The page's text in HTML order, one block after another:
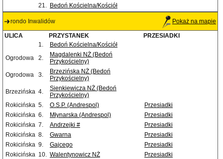
21. Bedoń Kościelna/Kościół
rondo Inwalidów Pokaż na mapie
ULICA PRZYSTANEK
PRZESIADKI
1.
Bedoń Kościelna/Kościół
Ogrodowa
2.
Magdalenki NŻ (Bedoń
Przykościelny)
Ogrodowa
3.
Brzezińska NŻ (Bedoń
Przykościelny)
Brzezińska 4.
Sienkiewicza NŻ (Bedoń
Przykościelny)
Rokicińska 5. O.S.P. (Andrespol)
Przesiadki
Rokicińska 6. Młynarska (Andrespol)
Przesiadki
Rokicińska 7. Andrzejki #
Przesiadki
Rokicińska 8. Gwarna
Przesiadki
Rokicińska 9. Gajcego
Przesiadki
Rokicińska 10. Walentynowicz NŻ
Przesiadki